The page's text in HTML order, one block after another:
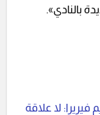
بالنادي».
لا علاقة